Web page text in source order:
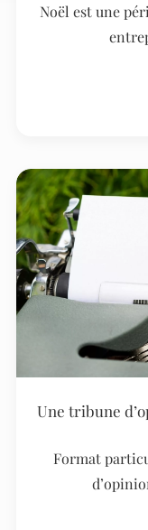
Noël est une
Une tribune
Format